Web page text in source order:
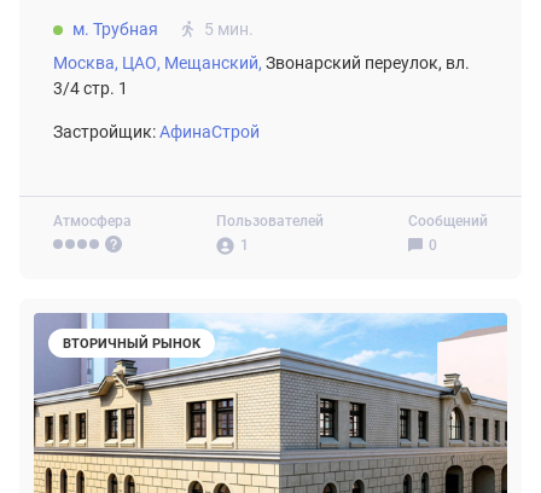
Атмосфера
Пользователей
1
Сообщений
0
м. Трубная
5 мин.
Москва, ЦАО, Мещанский, Звонарский переулок, вл.
3/4 стр. 1
Застройщик:АфинаСтрой
ВТОРИЧНЫЙ РЫНОК